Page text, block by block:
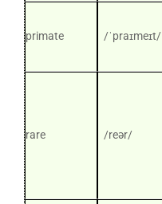
primate /ˈpraɪmeɪt/
rare /reər/